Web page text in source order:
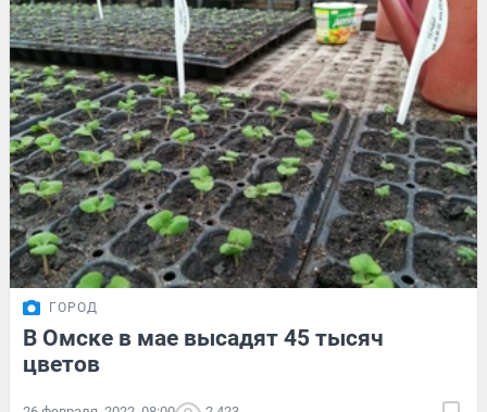
ГОРОД
В Омске в мае высадят 45 тысяч
цветов